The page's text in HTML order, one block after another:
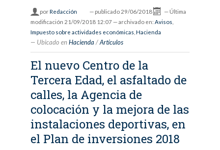
porRedacción — publicado 29/06/2018 — Última
modificación 21/09/2018 12:07 — archivado en: Avisos
Impuesto sobre actividades económicas Hacienda
Ubicado en Hacienda /Artículos
El nuevo Centro de la
Tercera Edad, el asfaltado de
calles, la Agencia de
colocación y la mejora de las
instalaciones deportivas, en
el Plan de inversiones 2018